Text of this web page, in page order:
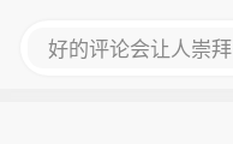
好的评论会让人崇拜